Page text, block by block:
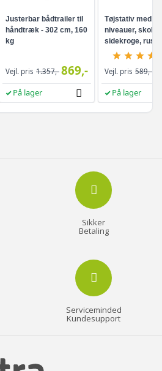
Justerbar bådtrailer til
håndtræk - 302 cm, 160
kg
Vejl. pris 1.357,- 869,-
På lager
Tøjstativ med
niveauer,
sidekroge,
brun/sort
Vejl. pris 589,-
På lager
Sikker
Betaling
Serviceminded
Kundesupport